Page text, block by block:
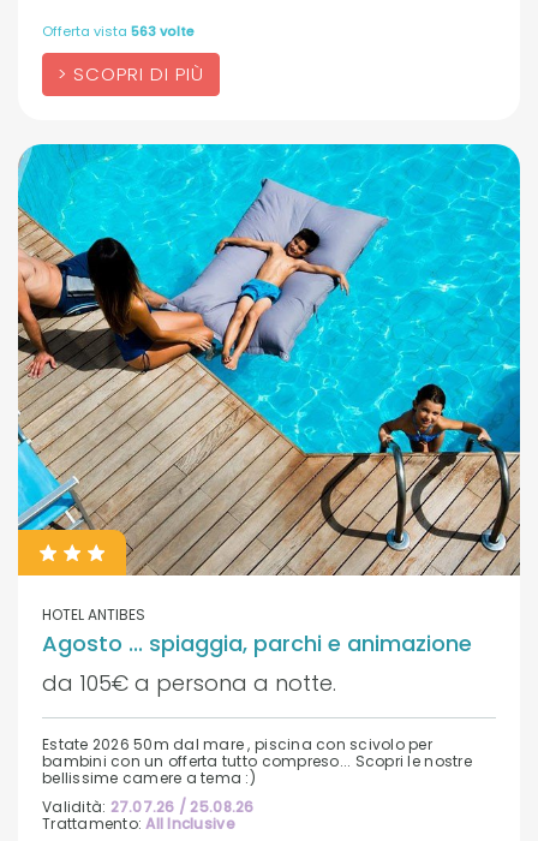
SCOPRI DI PIÙ
Offerta vista 563 volte
HOTEL ANTIBES
Agosto ... spiaggia, parchi e animazione
da 105€ a persona a notte.
Estate 2026 50m dal mare , piscina con scivolo per
bambini con un offerta tutto compreso... Scopri le nostre
bellissime camere a tema :)
Validità: 27.07.26 / 25.08.26
Trattamento:All Inclusive